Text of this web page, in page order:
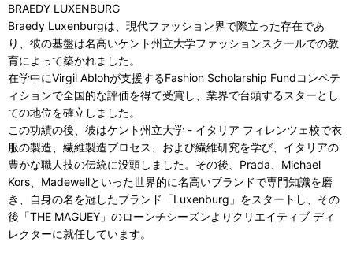
BRAEDY LUXENBURG
Braedy Luxenburgは、現代ファッション界で際立った存在であ
り、彼の基盤は名高いケント州立大学ファッションスクールでの教
育によって築かれました。
在学中にVirgil Ablohが支援するFashion Scholarship Fundコンペテ
ィションで全国的な評価を得て受賞し、業界で台頭するスターとし
ての地位を確立しました。
この功績の後、彼はケント州立大学 - イタリア フィレンツェ校で衣
服の製造、繊維製造プロセス、および繊維研究を学び、イタリアの
豊かな職人技の伝統に没頭しました。その後、Prada、Michael
Kors、Madewellといった世界的に名高いブランドで専門知識を磨
き、自身の名を冠したブランド「Luxenburg」をスタートし、その
後「THE MAGUEY」のローンチシーズンよりクリエイティブ ディ
レクターに就任しています。